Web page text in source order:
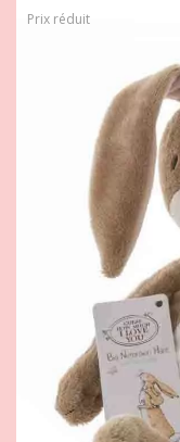
Prix réduit